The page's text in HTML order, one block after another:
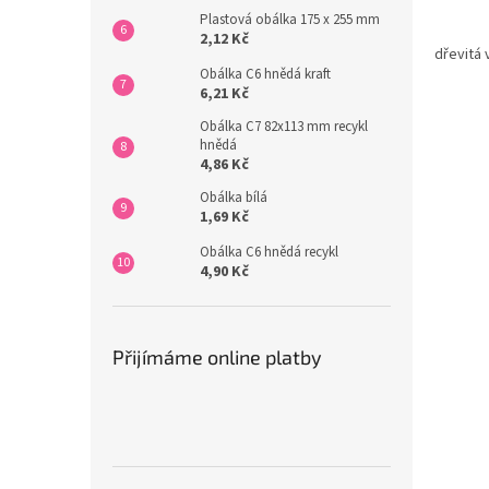
Plastová obálka 175 x 255 mm
2,12 Kč
Obálka C6 hnědá kraft
6,21 Kč
Obálka C7 82x113 mm recykl
hnědá
4,86 Kč
Obálka bílá
1,69 Kč
Obálka C6 hnědá recykl
4,90 Kč
Přijímáme online platby
dřevitá